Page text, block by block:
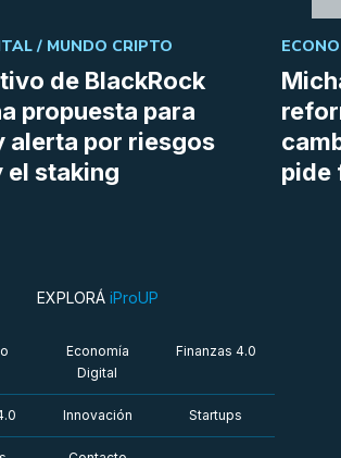
de BlackRock
propuesta para
alerta por riesgos
el staking
/ MUNDO CRIPTO
pide
EXPLORÁ iProUP
Economía
Digital
Finanzas 4.0
Innovación Startups